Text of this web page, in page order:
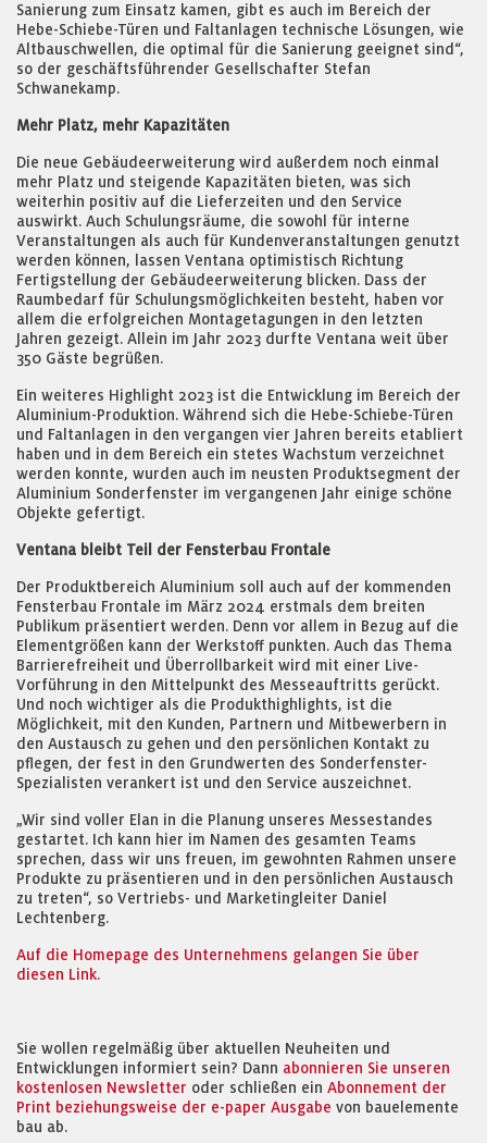
Sanierung zum Einsatz kamen, gibt es auch im Bereich der
Hebe-Schiebe-Türen und Faltanlagen technische Lösungen, wie
Altbauschwellen, die optimal für die Sanierung geeignet sind“,
so der geschäftsführender Gesellschafter Stefan
Schwanekamp.
Mehr Platz, mehr Kapazitäten
Die neue Gebäudeerweiterung wird außerdem noch einmal
mehr Platz und steigende Kapazitäten bieten, was sich
weiterhin positiv auf die Lieferzeiten und den Service
auswirkt. Auch Schulungsräume, die sowohl für interne
Veranstaltungen als auch für Kundenveranstaltungen genutzt
werden können, lassen Ventana optimistisch Richtung
Fertigstellung der Gebäudeerweiterung blicken. Dass der
Raumbedarf für Schulungsmöglichkeiten besteht, haben vor
allem die erfolgreichen Montagetagungen in den letzten
Jahren gezeigt. Allein im Jahr 2023 durfte Ventana weit über
350 Gäste begrüßen.
Ein weiteres Highlight 2023 ist die Entwicklung im Bereich der
Aluminium-Produktion. Während sich die Hebe-Schiebe-Türen
und Faltanlagen in den vergangen vier Jahren bereits etabliert
haben und in dem Bereich ein stetes Wachstum verzeichnet
werden konnte, wurden auch im neusten Produktsegment der
Aluminium Sonderfenster im vergangenen Jahr einige schöne
Objekte gefertigt.
Ventana bleibt Teil der Fensterbau Frontale
Der Produktbereich Aluminium soll auch auf der kommenden
Fensterbau Frontale im März 2024 erstmals dem breiten
Publikum präsentiert werden. Denn vor allem in Bezug auf die
Elementgrößen kann der Werkstoff punkten. Auch das Thema
Barrierefreiheit und Überrollbarkeit wird mit einer Live-
Vorführung in den Mittelpunkt des Messeauftritts gerückt.
Und noch wichtiger als die Produkthighlights, ist die
Möglichkeit, mit den Kunden, Partnern und Mitbewerbern in
den Austausch zu gehen und den persönlichen Kontakt zu
pflegen, der fest in den Grundwerten des Sonderfenster-
Spezialisten verankert ist und den Service auszeichnet.
„Wir sind voller Elan in die Planung unseres Messestandes
gestartet. Ich kann hier im Namen des gesamten Teams
sprechen, dass wir uns freuen, im gewohnten Rahmen unsere
Produkte zu präsentieren und in den persönlichen Austausch
zu treten“, so Vertriebs- und Marketingleiter Daniel
Lechtenberg.
Auf die Homepage des Unternehmens gelangen Sie über
diesen Link.
Sie wollen regelmäßig über aktuellen Neuheiten und
Entwicklungen informiert sein? Dann abonnieren Sie unseren
kostenlosen Newsletter oder schließen ein Abonnement der
Print beziehungsweise der e-paper Ausgabe von bauelemente
bau ab.